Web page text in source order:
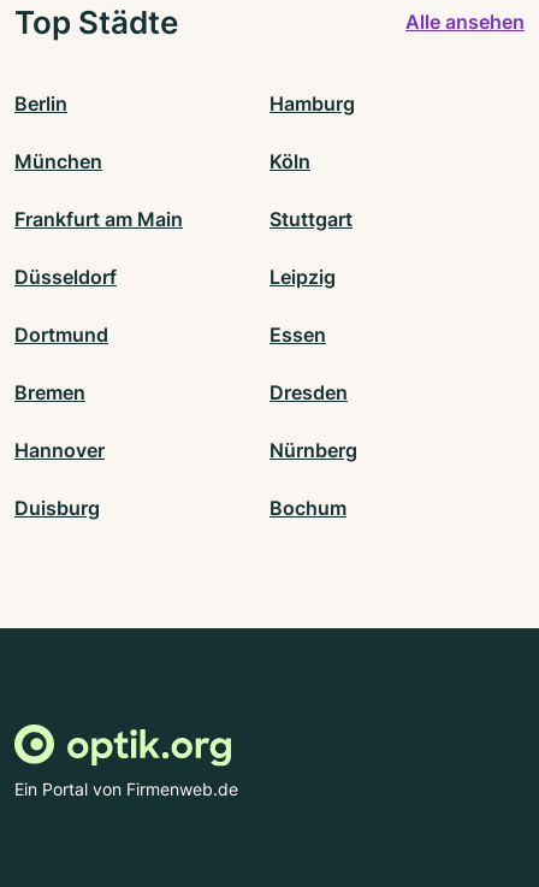
Top Städte Alle ansehen
Berlin Hamburg
München Köln
Frankfurt am Main Stuttgart
Düsseldorf Leipzig
Dortmund Essen
Bremen Dresden
Hannover Nürnberg
Duisburg Bochum
Ein Portal von Firmenweb.de